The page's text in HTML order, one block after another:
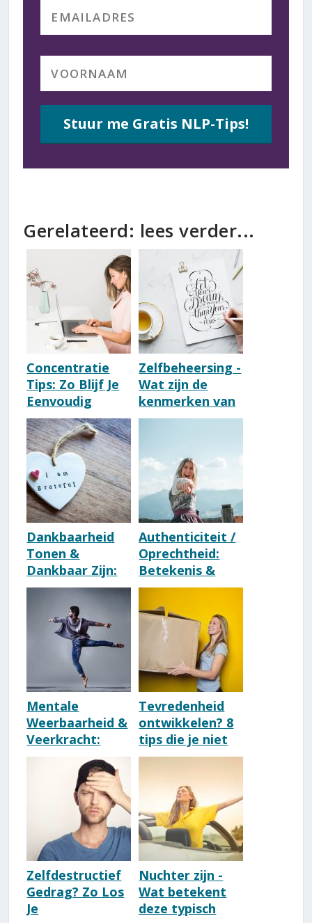
Gerelateerd: lees verder...
Concentratie
Tips: Zo Blijf Je
Eenvoudig
Geconcentreerd
Zelfbeheersing -
Wat zijn de
kenmerken van
deze
Dankbaarheid
Tonen &
Dankbaar Zijn:
16 Tips (Direct
Toepasbaar!)
Authenticiteit /
Oprechtheid:
Betekenis &
Kenmerken
Mentale
Weerbaarheid &
Veerkracht:
Betekenis &
Kenmerken
Tevredenheid
ontwikkelen? 8
tips die je niet
kende [direct
Zelfdestructief
Gedrag? Zo Los
Je
Nuchter zijn -
Wat betekent
deze typisch
Stuur me Gratis NLP-Tips!